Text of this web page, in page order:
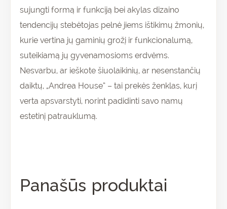
sujungti formą ir funkciją bei akylas dizaino
tendencijų stebėtojas pelnė jiems ištikimų žmonių,
kurie vertina jų gaminių grožį ir funkcionalumą,
suteikiamą jų gyvenamosioms erdvėms.
Nesvarbu, ar ieškote šiuolaikinių, ar nesenstančių
daiktų, „Andrea House” – tai prekės ženklas, kurį
verta apsvarstyti, norint padidinti savo namų
estetinį patrauklumą.
Panašūs produktai